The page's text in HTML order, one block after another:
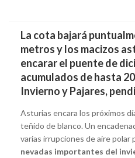
La cota bajará
metros y los macizos
encarar el puente de
acumulados de hasta
Invierno y Pajares,
Asturias encara los próximos
teñido de blanco. Un
varias irrupciones de aire polar
nevadas importantes del